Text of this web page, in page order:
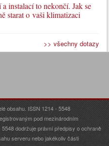
instalací to nekončí. Jak se
starat o vaši klimatizaci
>> všechny dotazy
obsahu. ISSN 1214 - 5548
pod mezinárodním
dodržuje právní předpisy o ochraně
serveru nebo jakékoliv části